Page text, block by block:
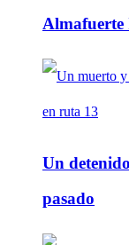
Un
pasado